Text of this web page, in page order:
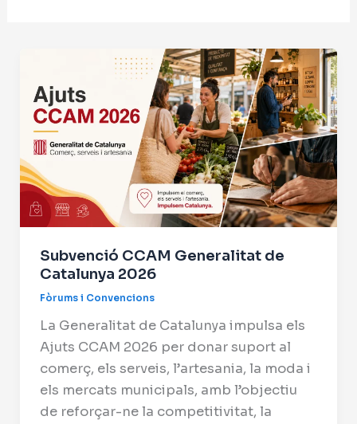
Subvenció CCAM Generalitat de
Catalunya 2026
Fòrums i Convencions
La Generalitat de Catalunya impulsa els
Ajuts CCAM 2026 per donar suport al
comerç, els serveis, l’artesania, la moda i
els mercats municipals, amb l’objectiu
de reforçar-ne la competitivitat, la